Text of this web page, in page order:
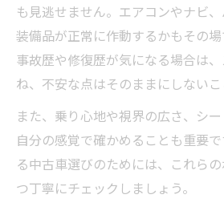
も見逃せません。エアコンやナビ
装備品が正常に作動するかもその場
事故歴や修復歴が気になる場合は
ね、不安な点はそのままにしないこ
また、乗り心地や視界の広さ、シー
自分の感覚で確かめることも重要
る中古車選びのためには、これら
つ丁寧にチェックしましょう。